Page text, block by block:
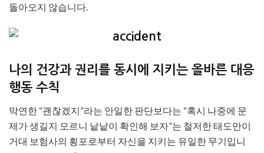
돌아오지 않습니다.
나의 건강과 권리를 동시에 지키는 올바른 대응
행동 수칙
막연한 “괜찮겠지”라는 안일한 판단보다는 “혹시 나중에 문
제가 생길지 모르니 낱낱이 확인해 보자”는 철저한 태도만이
거대 보험사의 횡포로부터 자신을 지키는 유일한 무기입니